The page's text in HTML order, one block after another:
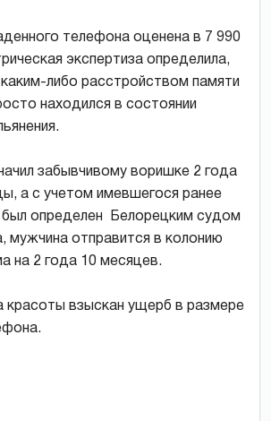
телефона оценена в 7 990
экспертиза определила,
либо расстройством памяти
находился в состоянии
забывчивому воришке 2 года
а с учетом имевшегося ранее
определен Белорецким судом
мужчина отправится в колонию
на 2 года 10 месяцев.
красоты взыскан ущерб в размере